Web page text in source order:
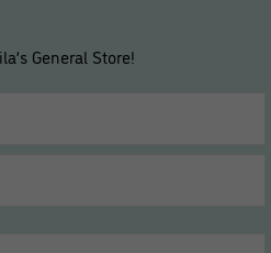
General Store!